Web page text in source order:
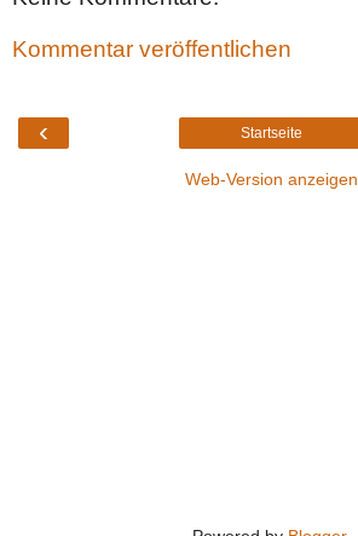
Kommentar veröffentlichen
‹ Startseite
Web-Version anzeigen